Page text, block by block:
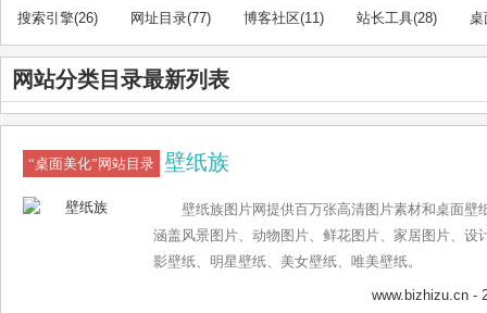
搜索引擎(26) 网址目录(77) 博客社区(11) 站长工具(28) 桌
网站分类目录最新列表
“桌面美化”网站目录 壁纸族
壁纸族图片网提供百万张高清图片素材和桌面壁
涵盖风景图片、动物图片、鲜花图片、家居图片、设
影壁纸、明星壁纸、美女壁纸、唯美壁纸。
www.bizhizu.cn -